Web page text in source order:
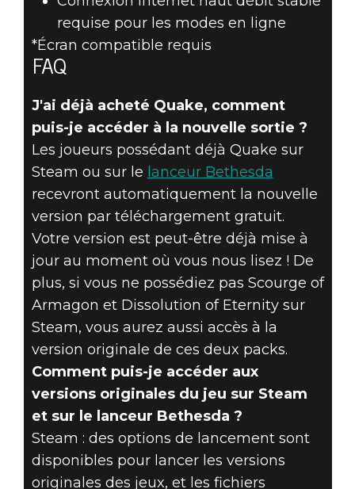
requise pour les modes en ligne
*Écran compatible requis
FAQ
J'ai déjà acheté Quake, comment
puis-je accéder à la nouvelle sortie ?
Les joueurs possédant déjà Quake sur
Steam ou sur le lanceur Bethesda
recevront automatiquement la nouvelle
version par téléchargement gratuit.
Votre version est peut-être déjà mise à
jour au moment où vous nous lisez ! De
plus, si vous ne possédiez pas Scourge of
Armagon et Dissolution of Eternity sur
Steam, vous aurez aussi accès à la
version originale de ces deux packs.
Comment puis-je accéder aux
versions originales du jeu sur Steam
et sur le lanceur Bethesda ?
Steam : des options de lancement sont
disponibles pour lancer les versions
originales des jeux, et les fichiers